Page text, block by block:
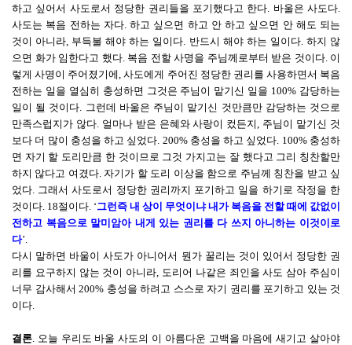
하고 싶어서 사도로서 정당한 권리들을 포기했다고 한다. 바울은 사도다.
사도는 복음 전하는 자다. 하고 싶으면 하고 안 하고 싶으면 안 해도 되는
것이 아니라, 부득불 해야 하는 일이다. 반드시 해야 하는 일이다. 하지 않
으면 화가 임한다고 했다. 복음 전할 사명을 주님께로부터 받은 것이다. 이
렇게 사명이 주어졌기에, 사도에게 주어진 정당한 권리를 사용하면서 복음
전하는 일을 열심히 충성하면 그것은 주님이 맡기신 일을 100% 감당하는
일이 될 것이다. 그런데 바울은 주님이 맡기신 것만큼만 감당하는 것으로
만족스럽지가 않다. 얼마나 받은 은혜와 사랑이 컸든지, 주님이 맡기신 것
보다 더 많이 충성을 하고 싶었다. 200% 충성을 하고 싶었다. 100% 충성하
면 자기 할 도리만큼 한 것이므로 그것 가지고는 잘 했다고 그리 칭찬할만
하지 않다고 여겼다. 자기가 할 도리 이상을 함으로 주님께 칭찬을 받고 싶
었다. 그래서 사도로서 정당한 권리까지 포기하고 일을 하기로 작정을 한
것이다. 18절이다. ‘그런즉 내 상이 무엇이냐 내가 복음을 전할 때에 값없이
전하고 복음으로 말미암아 내게 있는 권리를 다 쓰지 아니하는 이것이로
다’.
다시 말하면 바울이 사도가 아니어서 뭔가 꿀리는 것이 있어서 정당한 권
리를 요구하지 않는 것이 아니라, 도리어 나같은 죄인을 사도 삼아 주심이
너무 감사해서 200% 충성을 하려고 스스로 자기 권리를 포기하고 있는 것
이다.
결론. 오늘 우리도 바울 사도의 이 아름다운 고백을 마음에 새기고 살아야